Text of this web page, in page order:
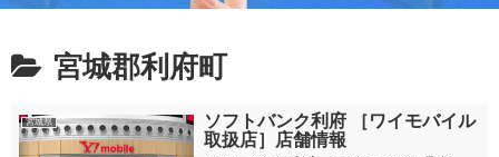
宮城郡利府町
宮城県
ソフトバンク利府 ［ワイモバイル
取扱店］店舗情報